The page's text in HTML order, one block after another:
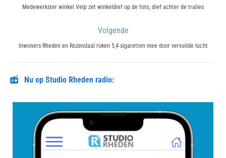
navigatie
Previous
Medewerkster winkel Velp zet winkeldief op de foto, dief achter de tralies
Volgende
Next
Inwoners Rheden en Rozendaal roken 5,4 sigaretten mee door vervuilde lucht
Nu op Studio Rheden radio: